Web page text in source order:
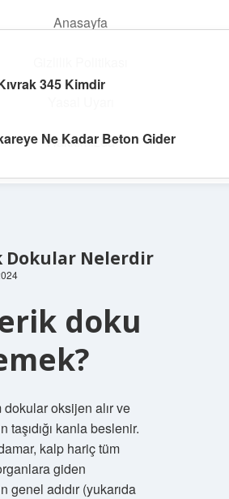
Anasayfa
Hakkımızda
kolaylaştıran zekice fikirler!
Dokular Nelerdir
doku
dokular oksijen alır ve
taşıdığı kanla beslenir.
kalp hariç tüm
giden
genel adıdır (yukarıda
345 Kimdir
Ne Kadar Beton Gider